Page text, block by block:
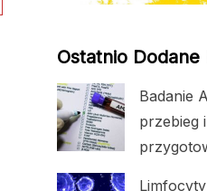
Ostatnio Dodane
Badanie
przebieg